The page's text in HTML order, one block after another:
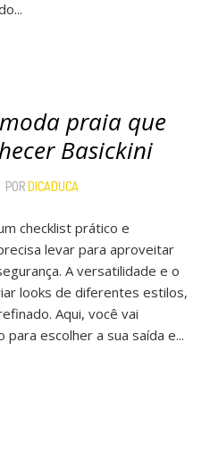
praia que
Basickini
PORDICADUCA
checklist prático e
levar para aproveitar
A versatilidade e o
looks de diferentes estilos,
Aqui, você vai
escolher a sua saída e...